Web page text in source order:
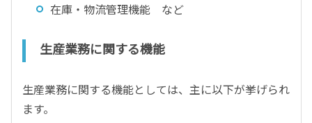
在庫・物流管理機能 など
生産業務に関する機能
生産業務に関する機能としては、主に以下が挙げられ
ます。